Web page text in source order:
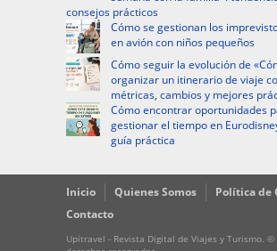
consejos prácticos
Cómo se gestionan los
en avión con niños pequeños
Cómo seguir la evolución de
organizar un itinerario de viaje
métricas, cambios y mejores
Cómo encontrar oportunidades
gestionar el tiempo en
guía práctica
Inicio Quienes Somos
Política de
Contacto
Upitravel - Revista Digital de Viajes y Turismo. ©